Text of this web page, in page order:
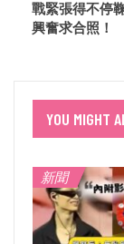
戰緊張得不停
興奮求合照！
YOU MIGHT
新聞